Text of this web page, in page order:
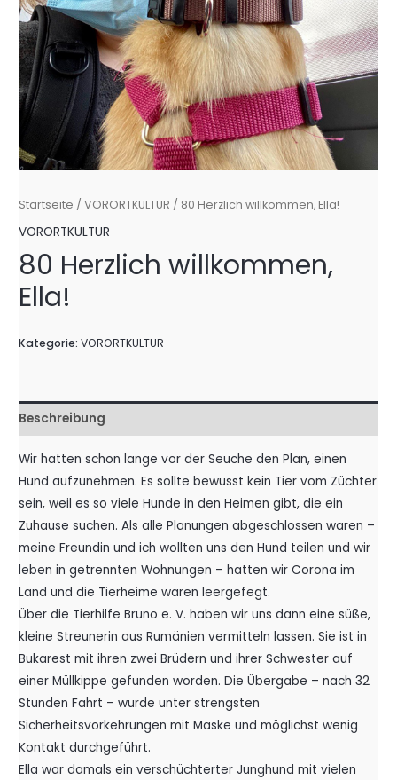
Startseite /VORORTKULTUR / 80 Herzlich willkommen, Ella!
VORORTKULTUR
80 Herzlich willkommen,
Ella!
Kategorie:VORORTKULTUR
Beschreibung
Wir hatten schon lange vor der Seuche den Plan, einen
Hund auf­zunehmen. Es sollte bewusst kein Tier vom Züchter
sein, weil es so viele Hunde in den Heimen gibt, die ein
Zuhause suchen. Als alle Planungen abgeschlossen waren –
meine Freundin und ich wollten uns den Hund teilen und wir
leben in getrennten Wohnungen – hatten wir Corona im
Land und die Tierheime waren leergefegt.
Über die Tierhilfe Bruno e. V. haben wir uns dann eine süße,
kleine Streunerin aus Rumänien vermitteln lassen. Sie ist in
Bukarest mit ihren zwei Brüdern und ihrer Schwester auf
einer Müllkippe gefunden worden. Die Übergabe – nach 32
Stunden Fahrt – wurde unter strengsten
Sicherheitsvorkehrungen mit Maske und möglichst wenig
Kontakt durchgeführt.
Ella war damals ein verschüchterter Junghund mit vielen